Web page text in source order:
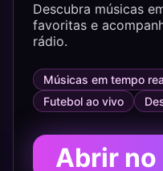
Descubra músicas
favoritas e
rádio.
Músicas em tempo
Futebol ao vivo
Abrir no